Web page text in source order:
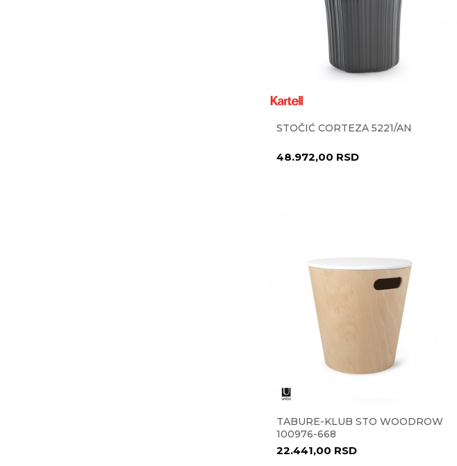
STOČIĆ CORTEZA 5221/AN
48.972,00 RSD
TABURE-KLUB STO WOODROW
100976-668
22.441,00 RSD